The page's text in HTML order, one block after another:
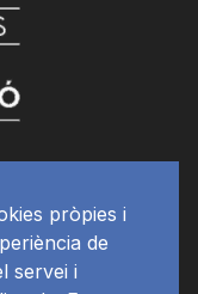
pròpies i
de
servei i